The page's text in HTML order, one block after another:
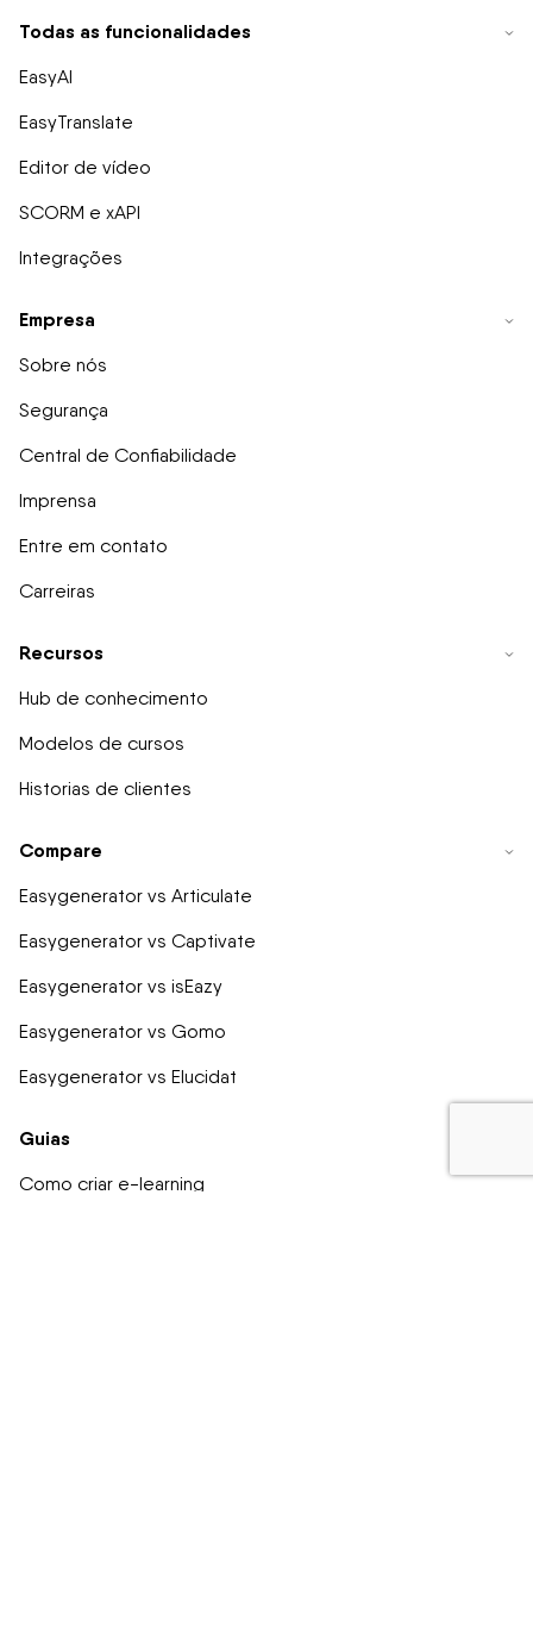
Todas as funcionalidades
EasyAI
EasyTranslate
Editor de vídeo
SCORM e xAPI
Integrações
Empresa
Sobre nós
Segurança
Central de Confiabilidade
Imprensa
Entre em contato
Carreiras
Recursos
Hub de conhecimento
Modelos de cursos
Historias de clientes
Compare
Easygenerator vs Articulate
Easygenerator vs Captivate
Easygenerator vs isEazy
Easygenerator vs Gomo
Easygenerator vs Elucidat
Guias
Como criar e-learning